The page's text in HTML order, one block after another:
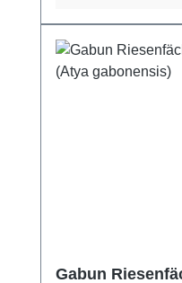
Gabun